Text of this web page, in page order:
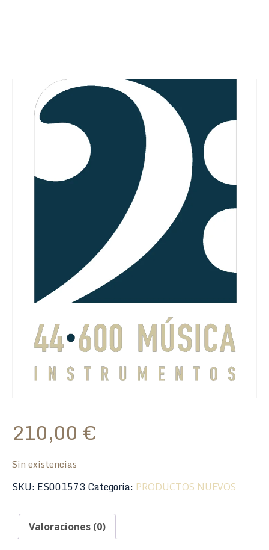
210,00 €
Sin existencias
SKU: ES001573Categoría: PRODUCTOS NUEVOS
Valoraciones (0)